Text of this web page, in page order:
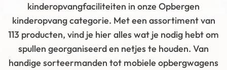
kinderopvangfaciliteiten in onze Opbergen
kinderopvang categorie. Met een assortiment van
113 producten, vind je hier alles wat je nodig hebt om
spullen georganiseerd en netjes te houden. Van
handige sorteermanden tot mobiele opbergwagens